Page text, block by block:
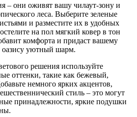
– они оживят вашу чилаут-зону и
леса. Выберите зеленые
и разместите их в удобных
на пол мягкий ковер в тон
комфорта и придаст вашему
оазису уютный шарм.
решения используйте
оттенки, такие как бежевый,
немного ярких акцентов,
стиль – это могут
принадлежности, яркие подушки